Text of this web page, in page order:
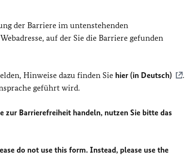
der Barriere im untenstehenden
auf der Sie die Barriere gefunden
Hinweise dazu finden Sie hier (in Deutsch)
.
geführt wird.
zur Barrierefreiheit handeln, nutzen Sie bitte das
do not use this form. Instead, please use the